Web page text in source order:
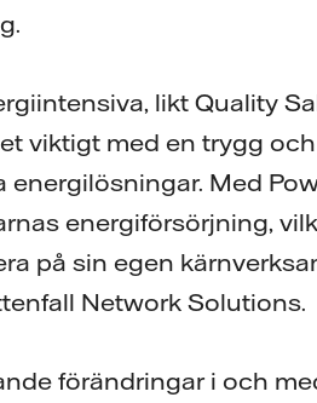
likt Quality
viktigt med en trygg
Med
energiförsörjning,
på sin egen
Network Solutions.
förändringar i och